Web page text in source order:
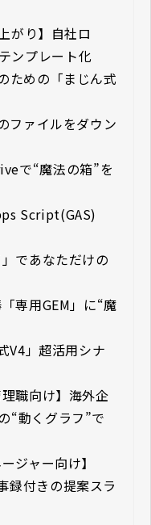
がり】自社ロ
ンプレート化
ための「まじん式
ファイルをダウン
で“魔法の箱”を
Script(GAS)
であなただけの
専用GEM」に“魔
V4」超活用シナ
職向け】海外企
“動くグラフ”で
ジャー向け】
録付きの提案スラ